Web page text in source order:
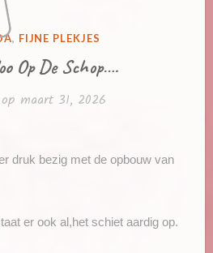
, FIJNE PLEKJES
Op De Schop….
maart 31, 2026
druk bezig met de opbouw van
er ook al,het schiet aardig op.